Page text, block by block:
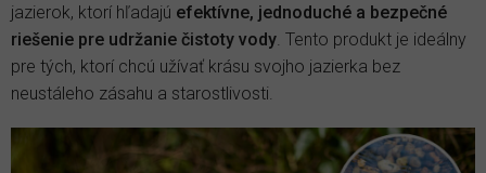
jazierok, ktorí hľadajú efektívne, jednoduché a bezpečné
riešenie pre udržanie čistoty vody. Tento produkt je ideálny
pre tých, ktorí chcú užívať krásu svojho jazierka bez
neustáleho zásahu a starostlivosti.